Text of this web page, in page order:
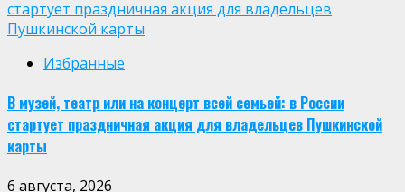
стартует праздничная акция для владельцев
Пушкинской карты
Избранные
В музей, театр или на концерт всей семьей: в России
стартует праздничная акция для владельцев Пушкинской
карты
6 августа, 2026